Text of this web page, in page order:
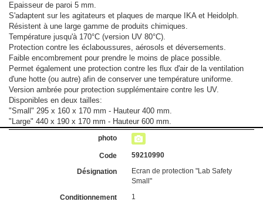
Epaisseur de paroi 5 mm.
S'adaptent sur les agitateurs et plaques de marque IKA et Heidolph.
Résistent à une large gamme de produits chimiques.
Température jusqu'à 170°C (version UV 80°C).
Protection contre les éclaboussures, aérosols et déversements.
Faible encombrement pour prendre le moins de place possible.
Permet également une protection contre les flux d'air de la ventilation
d'une hotte (ou autre) afin de conserver une température uniforme.
Version ambrée pour protection supplémentaire contre les UV.
Disponibles en deux tailles:
"Small" 295 x 160 x 170 mm - Hauteur 400 mm.
"Large" 440 x 190 x 170 mm - Hauteur 600 mm.
59210990
Ecran de protection "Lab Safety
Small"
1